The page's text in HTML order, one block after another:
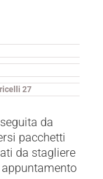
27
da
pacchetti
da stagliere